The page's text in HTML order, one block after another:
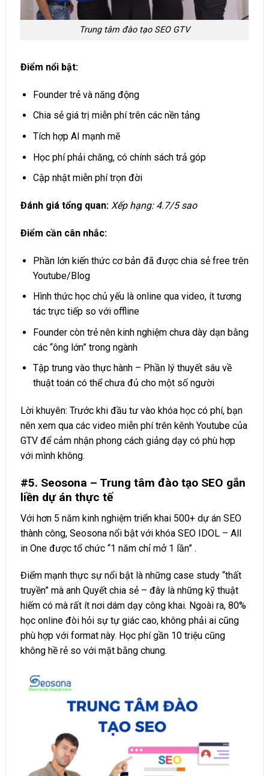
Trung tâm đào tạo SEO GTV
Điểm nổi bật:
Founder trẻ và năng động
Chia sẻ giá trị miễn phí trên các nền tảng
Tích hợp AI mạnh mẽ
Học phí phải chăng, có chính sách trả góp
Cập nhật miễn phí trọn đời
Đánh giá tổng quan: Xếp hạng: 4.7/5 sao
Điểm cần cân nhắc:
Phần lớn kiến thức cơ bản đã được chia sẻ free trên
Youtube/Blog
Hình thức học chủ yếu là online qua video, ít tương
tác trực tiếp so với offline
Founder còn trẻ nên kinh nghiệm chưa dày dạn bằng
các “ông lớn” trong ngành
Tập trung vào thực hành – Phần lý thuyết sâu về
thuật toán có thể chưa đủ cho một số người
Lời khuyên: Trước khi đầu tư vào khóa học có phí, bạn
nên xem qua các video miễn phí trên kênh Youtube của
GTV để cảm nhận phong cách giảng dạy có phù hợp
với mình không.
#5. Seosona – Trung tâm đào tạo SEO gắn
liền dự án thực tế
Với hơn 5 năm kinh nghiệm triển khai 500+ dự án SEO
thành công, Seosona nổi bật với khóa SEO IDOL – All
in One được tổ chức “1 năm chỉ mở 1 lần” .
Điểm mạnh thực sự nổi bật là những case study “thất
truyền” mà anh Quyết chia sẻ – đây là những kỹ thuật
hiếm có mà rất ít nơi dám dạy công khai. Ngoài ra, 80%
học online đòi hỏi sự tự giác cao, không phải ai cũng
phù hợp với format này. Học phí gần 10 triệu cũng
không hề rẻ so với mặt bằng chung.